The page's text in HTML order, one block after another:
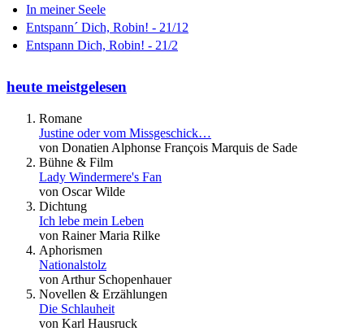
In meiner Seele
Entspann´ Dich, Robin! - 21/12
Entspann Dich, Robin! - 21/2
heute meistgelesen
Romane
Justine oder vom Missgeschick…
von Donatien Alphonse François Marquis de Sade
Bühne & Film
Lady Windermere's Fan
von Oscar Wilde
Dichtung
Ich lebe mein Leben
von Rainer Maria Rilke
Aphorismen
Nationalstolz
von Arthur Schopenhauer
Novellen & Erzählungen
Die Schlauheit
von Karl Hausruck